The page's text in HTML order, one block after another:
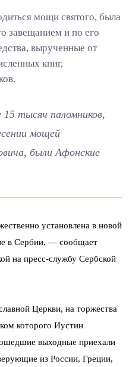
мощи святого, была
завещанием и по его
вырученные от
книг,
тысяч паломников,
мощей
были Афонские
установлена в новой
в Сербии, — сообщает
на пресс-службу Сербской
Церкви, на торжества
которого Иустин
выходные приехали
из России, Греции,